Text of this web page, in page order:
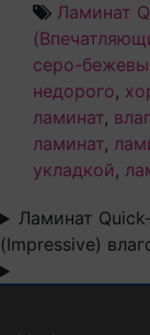
Ламинат
серо-
недорого,
ламинат,
ламинат,
укладкой,
Ламинат
(Impressive)